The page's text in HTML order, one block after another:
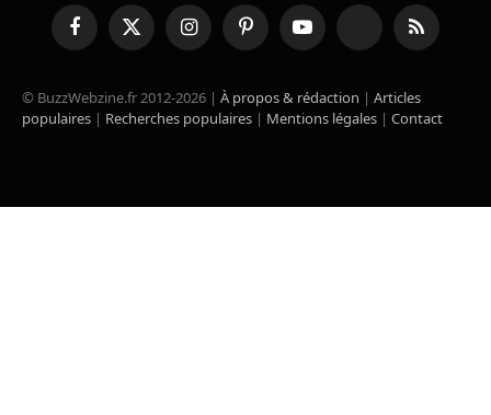
FacebookX
(Twitter)
InstagramPinterestYouTube TikTok RSS
© BuzzWebzine.fr 2012-2026 | À propos & rédaction | Articles
populaires | Recherches populaires | Mentions légales | Contact